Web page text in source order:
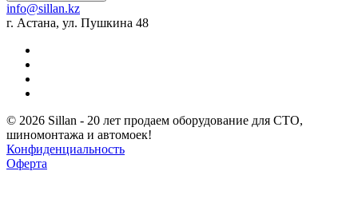
info@sillan.kz
г. Астана, ул. Пушкина 48
© 2026 Sillan - 20 лет продаем оборудование для СТО,
шиномонтажа и автомоек!
Конфиденциальность
Оферта